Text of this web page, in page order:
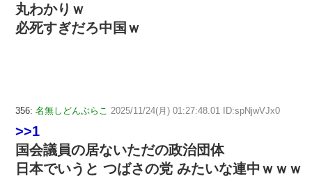
丸わかりｗ
必死すぎだろ中国ｗ
356: 名無しどんぶらこ 2025/11/24(月) 01:27:48.01 ID:spNjwVJx0
>>1
国会議員の居ないただの政治団体
日本でいうと つばさの党 みたいな連中ｗｗｗ